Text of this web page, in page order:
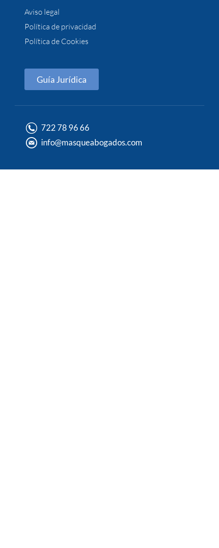
Aviso legal
Política de privacidad
Política de Cookies
Guía Jurídica
722 78 96 66
info@masqueabogados.com